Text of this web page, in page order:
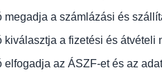
megadja a számlázási és
kiválasztja a fizetési és átvételi
elfogadja az ÁSZF-et és az